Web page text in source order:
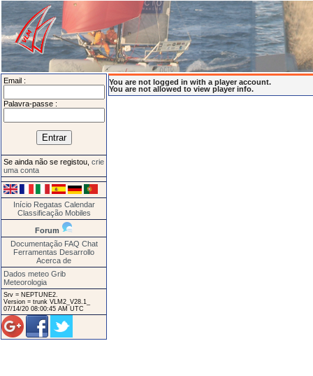
Email :
Palavra-passe :
Se ainda não se registou, crie
uma conta
Início Regatas Calendar
Classificação Mobiles
Forum
Documentação FAQ Chat
Ferramentas Desarrollo
Acerca de
Dados meteo Grib
Meteorologia
Srv = NEPTUNE2.
Version = trunk VLM2_V28.1_
07/14/20 08:00:45 AM UTC
You are not logged in with a player account.
You are not allowed to view player info.